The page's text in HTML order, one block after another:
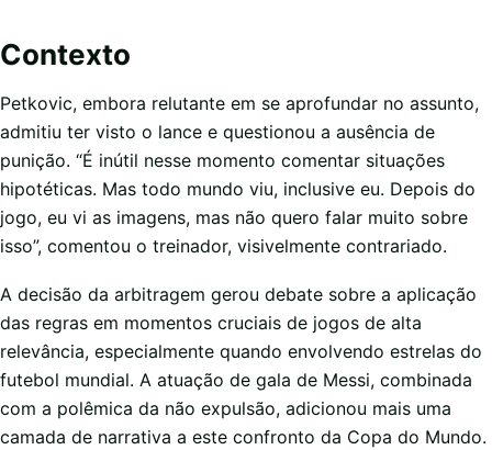
Contexto
Petkovic, embora relutante em se aprofundar no assunto,
admitiu ter visto o lance e questionou a ausência de
punição. “É inútil nesse momento comentar situações
hipotéticas. Mas todo mundo viu, inclusive eu. Depois do
jogo, eu vi as imagens, mas não quero falar muito sobre
isso”, comentou o treinador, visivelmente contrariado.
A decisão da arbitragem gerou debate sobre a aplicação
das regras em momentos cruciais de jogos de alta
relevância, especialmente quando envolvendo estrelas do
futebol mundial. A atuação de gala de Messi, combinada
com a polêmica da não expulsão, adicionou mais uma
camada de narrativa a este confronto da Copa do Mundo.